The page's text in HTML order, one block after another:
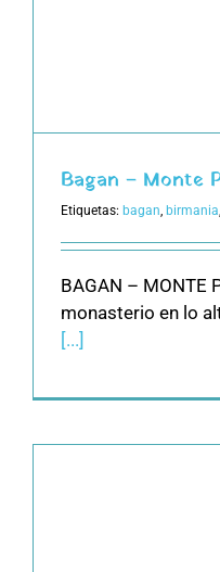
Bagan – Monte
Etiquetas: bagan, birmania,
BAGAN – MONTE
monasterio en lo
[...]